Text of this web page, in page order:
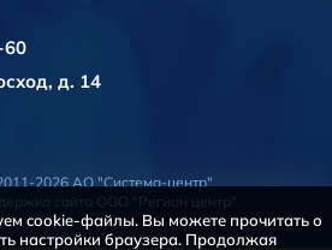
60
д. 14
2026 АО "Система-центр"
сайта ООО "Регион центр"
cookie-файлы. Вы можете прочитать о
настройки браузера. Продолжая